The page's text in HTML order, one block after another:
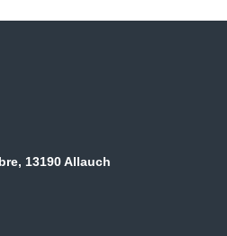
13190 Allauch